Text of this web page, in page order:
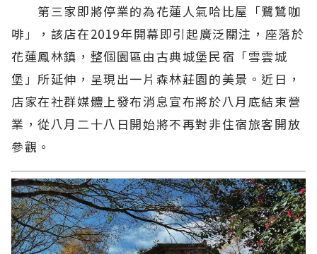
第三家即將停業的為花蓮人氣哈比屋「鷺鷥咖
啡」，該店在2019年開幕即引起廣泛關注，座落於
花蓮鳳林鎮，整個園區由古典城堡民宿「雪雲城
堡」所延伸，呈現出一片森林莊園的美景。近日，
店家在社群媒體上發布消息宣布將於八月底結束營
業，從八月二十八日開始將不再對非住宿旅客開放
參觀。